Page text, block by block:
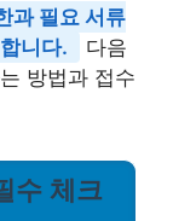
과 필요 서류
니다.
다음
방법과 접수
수 체크